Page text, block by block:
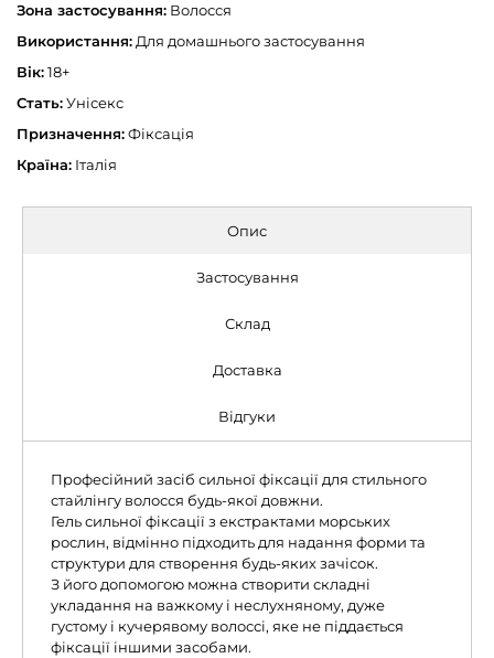
Зона застосування: Волосся
Використання: Для домашнього застосування
Вік:18+
Стать:Унісекс
Призначення:Фіксація
Країна: Італія
Опис
Застосування
Склад
Доставка
Відгуки
Професійний засіб сильної фіксації для стильного
стайлінгу волосся будь-якої довжни.
Гель сильної фіксації з екстрактами морських
рослин, відмінно підходить для надання форми та
структури для створення будь-яких зачісок.
З його допомогою можна створити складні
укладання на важкому і неслухняному, дуже
густому і кучерявому волоссі, яке не піддається
фіксації іншими засобами.